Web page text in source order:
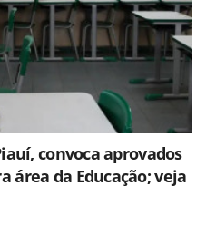
convoca aprovados
área da Educação; veja